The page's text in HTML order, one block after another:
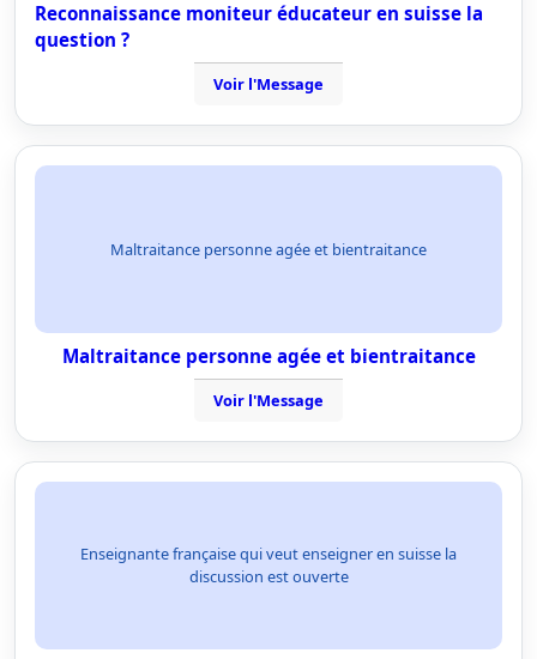
Reconnaissance moniteur éducateur en suisse la
question ?
Voir l'Message
Maltraitance personne agée et bientraitance
Maltraitance personne agée et bientraitance
Voir l'Message
Enseignante française qui veut enseigner en suisse la
discussion est ouverte